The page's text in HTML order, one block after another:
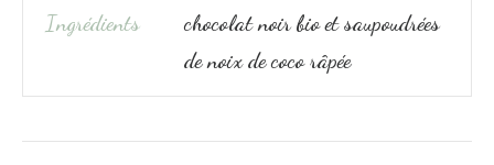
Ingrédients
chocolat noir bio et saupoudrées
de noix de coco râpée